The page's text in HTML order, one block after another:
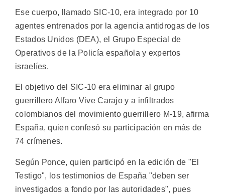
Ese cuerpo, llamado SIC-10, era integrado por 10
agentes entrenados por la agencia antidrogas de los
Estados Unidos (DEA), el Grupo Especial de
Operativos de la Policía española y expertos
israelíes.
El objetivo del SIC-10 era eliminar al grupo
guerrillero Alfaro Vive Carajo y a infiltrados
colombianos del movimiento guerrillero M-19, afirma
España, quien confesó su participación en más de
74 crímenes.
Según Ponce, quien participó en la edición de "El
Testigo", los testimonios de España "deben ser
investigados a fondo por las autoridades", pues